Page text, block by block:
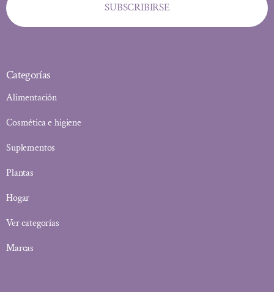
SUBSCRIBIRSE
Categorías
Alimentación
Cosmética e higiene
Suplementos
Plantas
Hogar
Ver categorías
Marcas